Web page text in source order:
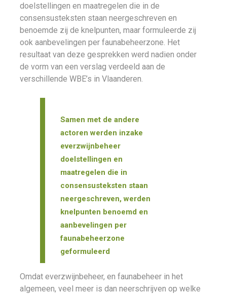
doelstellingen en maatregelen die in de
consensusteksten staan neergeschreven en
benoemde zij de knelpunten, maar formuleerde zij
ook aanbevelingen per faunabeheerzone. Het
resultaat van deze gesprekken werd nadien onder
de vorm van een verslag verdeeld aan de
verschillende WBE’s in Vlaanderen.
Samen met de andere
actoren werden inzake
everzwijnbeheer
doelstellingen en
maatregelen die in
consensusteksten staan
neergeschreven, werden
knelpunten benoemd en
aanbevelingen per
faunabeheerzone
geformuleerd
Omdat everzwijnbeheer, en faunabeheer in het
algemeen, veel meer is dan neerschrijven op welke